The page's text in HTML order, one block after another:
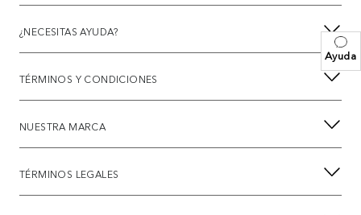
Ayuda
¿NECESITAS AYUDA?
TÉRMINOS Y CONDICIONES
NUESTRA MARCA
TÉRMINOS LEGALES